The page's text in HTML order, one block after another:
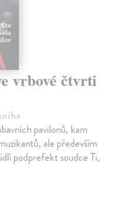
vrbové čtvrti
pavilonů, kam
ale především
podprefekt soudce Ti,